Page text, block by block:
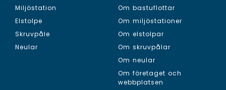
Miljöstation
Elstolpe
Skruvpåle
Neular
Om bastuflottar
Om miljöstationer
Om elstolpar
Om skruvpålar
Om neular
Om företaget och
webbplatsen